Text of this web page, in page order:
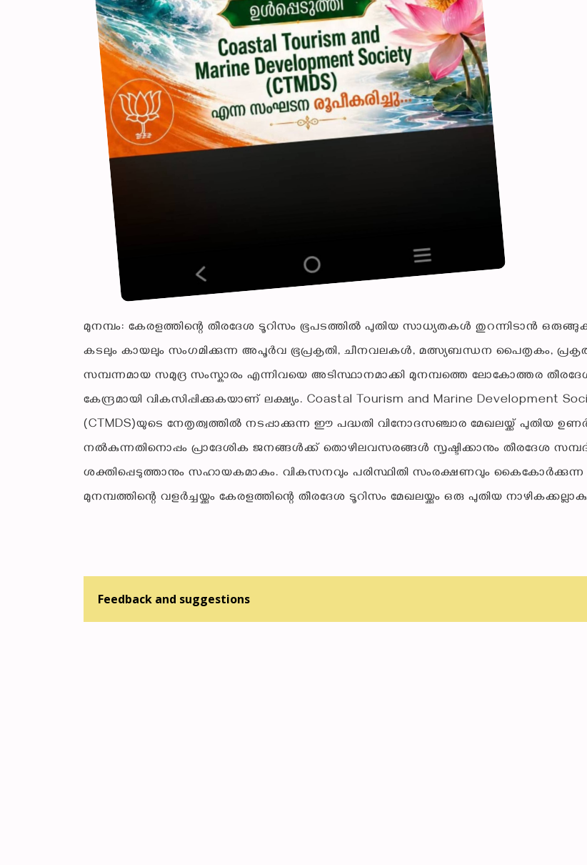
മുനമ്പം: കേരളത്തിന്റെ തീരദേശ ടൂറിസം ഭൂപടത്തിൽ പുതിയ സാധ്യതകൾ തുറന്നിടാൻ
കടലും കായലും സംഗമിക്കുന്ന അപൂർവ ഭൂപ്രകൃതി, ചീനവലകൾ, മത്സ്യബന്ധന പൈതൃകം, പ്രകൃതി
സമ്പന്നമായ സമുദ്ര സംസ്കാരം എന്നിവയെ അടിസ്ഥാനമാക്കി മുനമ്പത്തെ ലോകോത്തര
കേന്ദ്രമായി വികസിപ്പിക്കുകയാണ് ലക്ഷ്യം. Coastal Tourism and Marine Development
(CTMDS)യുടെ നേതൃത്വത്തിൽ നടപ്പാക്കുന്ന ഈ പദ്ധതി വിനോദസഞ്ചാര മേഖലയ്ക്ക് പുതിയ
നൽകുന്നതിനൊപ്പം പ്രാദേശിക ജനങ്ങൾക്ക് തൊഴിലവസരങ്ങൾ സൃഷ്ടിക്കാനും തീരദേശ
ശക്തിപ്പെടുത്താനും സഹായകമാകും. വികസനവും പരിസ്ഥിതി സംരക്ഷണവും
മുനമ്പത്തിന്റെ വളർച്ചയ്ക്കും കേരളത്തിന്റെ തീരദേശ ടൂറിസം മേഖലയ്ക്കും ഒരു പുതിയ
Feedback and suggestions